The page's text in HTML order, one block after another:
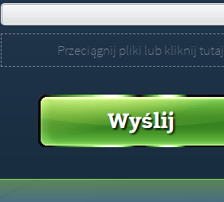
Przeciągnij pliki lub kliknij tutaj